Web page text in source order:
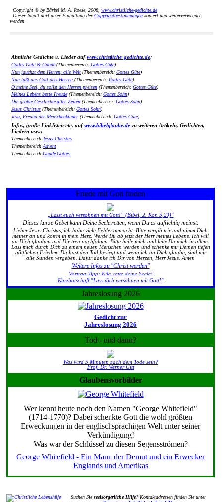
Copyright © by Bärbel M. A. Roese, 2008, www.christliche-gedichte.de
Dieser Inhalt darf unter Einhaltung der Copyrightbestimmungen kopiert und weiterverwendet
werden
Ähnliche Gedichte u. Lieder aufwww.christliche-gedichte.de:
Gottes Güte & Gnade(Themenbereich: Gottes Güte)
Nun jauchzt dem Herren, alle Welt (Themenbereich: Gottes Güte)
Nun laßt uns Gott dem Herren (Themenbereich: Gottes Güte)
O meine Seel, du sollst den Herren preisen (Themenbereich: Gottes Güte)
Meines Lebens beste Freude(Themenbereich: Gottes Sohn)
Die größte Geschichte aller Zeiten (Themenbereich: Gottes Sohn)
Jesus Christus (Themenbereich: Gottes Sohn)
Jesu, Freund der Menschenkinder (Themenbereich: Gottes Güte)
Infos, große Linklisten etc. aufwww.bibelglaube.de zu weiteren Artikeln, Gedichten,
Liedern usw.:
Themenbereich Jesus Christus
ThemenbereichAdvent
Themenbereich Gnade Gottes
Friede mit Gott finden
„Lasst euch versöhnen mit Gott!“ (Bibel, 2. Kor. 5,20)"
Dieses kurze Gebet kann Deine Seele retten, wenn Du es aufrichtig meinst:
Lieber Jesus Christus, ich habe viele Fehler gemacht. Bitte vergib mir und nimm Dich
meiner an und komm in mein Herz. Werde Du ab jetzt der Herr meines Lebens. Ich will
an Dich glauben und Dir treu nachfolgen. Bitte heile mich und leite Du mich in allem.
Lass mich durch Dich zu einem neuen Menschen werden und schenke mir Deinen tiefen
göttlichen Frieden. Du hast den Tod besiegt und wenn ich an Dich glaube, sind mir
alle Sünden vergeben. Dafür danke ich Dir von Herzen, Herr Jesus. Amen
Weitere Infos zu "Christ werden"
Vortrag-Tipp: Eile, rette deine Seele!
Kurzbotschaft "Lass dich versöhnen mit Gott!"
Jahreslosung 2026
Gedicht zur
Jahreslosung 2026
Tod - und dann?
Was wird 5 Minuten nach dem Tode sein?
Prof. Dr. Werner Gitt
Glaubensvorbilder
Wer kennt heute noch den Namen "George Whitefield"
(1714-1770)? Dabei schenkte Gott die wohl größten
Erweckungen in der englischsprachigen Welt unter seiner
Verkündigung!
Was war der Schlüssel zu diesen Segensströmen?
George Whitefield - Ein Mann der Demut und ein Erwecker
Englands und Amerikas
Suchen Sieseelsorgerliche Hilfe? Kontaktadressen finden Sie unter